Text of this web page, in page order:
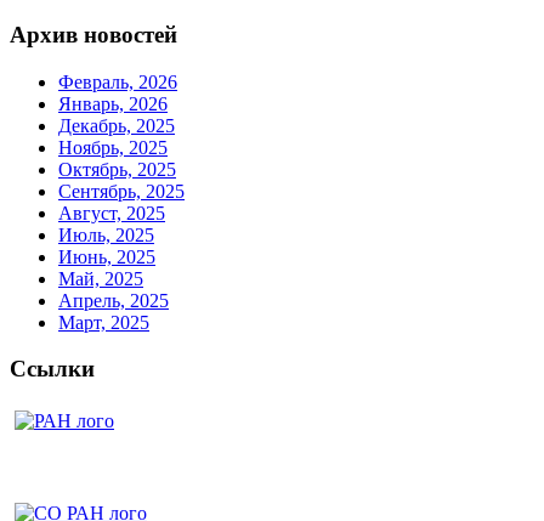
Архив новостей
Февраль, 2026
Январь, 2026
Декабрь, 2025
Ноябрь, 2025
Октябрь, 2025
Сентябрь, 2025
Август, 2025
Июль, 2025
Июнь, 2025
Май, 2025
Апрель, 2025
Март, 2025
Ссылки